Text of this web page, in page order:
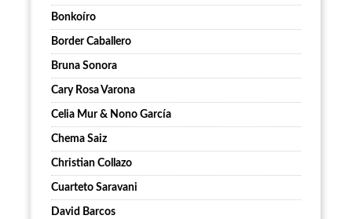
Bonkoíro
Border Caballero
Bruna Sonora
Cary Rosa Varona
Celia Mur & Nono García
Chema Saiz
Christian Collazo
Cuarteto Saravani
David Barcos